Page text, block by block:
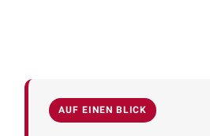
AUF EINEN BLICK